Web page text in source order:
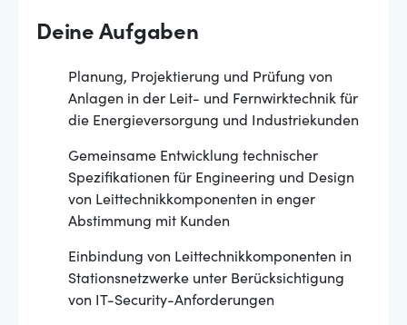
Deine Aufgaben
Planung, Projektierung und Prüfung von
Anlagen in der Leit- und Fernwirktechnik für
die Energieversorgung und Industriekunden
Gemeinsame Entwicklung technischer
Spezifikationen für Engineering und Design
von Leittechnikkomponenten in enger
Abstimmung mit Kunden
Einbindung von Leittechnikkomponenten in
Stationsnetzwerke unter Berücksichtigung
von IT-Security-Anforderungen